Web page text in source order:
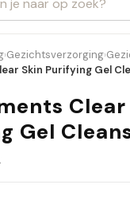
›Gezichtsverzorging›
Skin Purifying Gel
Clear
Gel